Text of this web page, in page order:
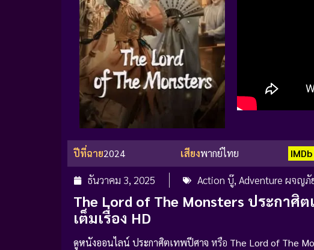
ปีที่ฉาย2024 เสียงพากย์ไทย IMDb
ธันวาคม 3, 2025 Action บู๊, Adventure ผจญภั
The Lord of The Monsters ประกา
เต็มเรื่อง HD
ดูหนังออนไลน์ ประกาศิตเทพปีศาจ หรือ The Lord of The